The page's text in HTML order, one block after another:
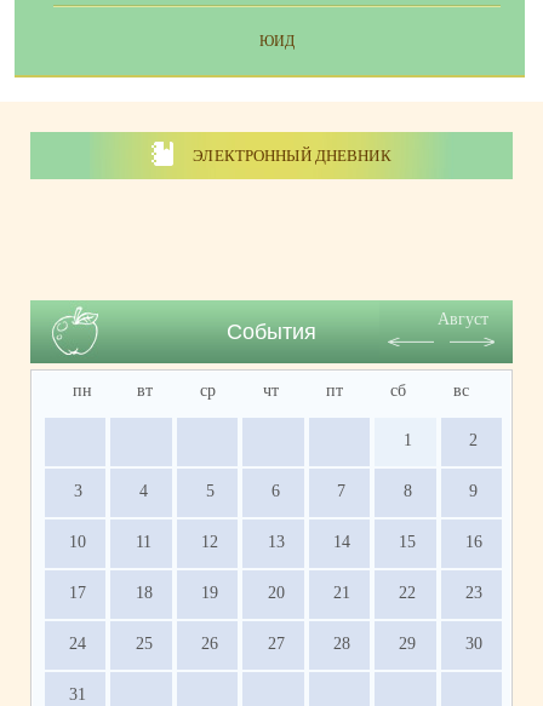
ЮИД
ЭЛЕКТРОННЫЙ ДНЕВНИК
События
Август
пн вт ср чт пт сб вс
1 2
3 4 5 6 7 8 9
10 11 12 13 14 15 16
17 18 19 20 21 22 23
24 25 26 27 28 29 30
31